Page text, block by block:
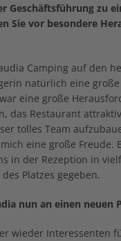
Geschäftsführung zu
Sie vor besondere
Camping auf den
natürlich eine
eine große
das Restaurant
tolles Team
eine große Freude.
in der Rezeption in
Platzes gegeben.
nun an einen neuen
wieder Interessenten